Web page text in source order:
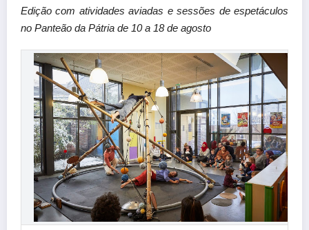
Edição com atividades aviadas e sessões de espetáculos
no Panteão da Pátria de 10 a 18 de agosto